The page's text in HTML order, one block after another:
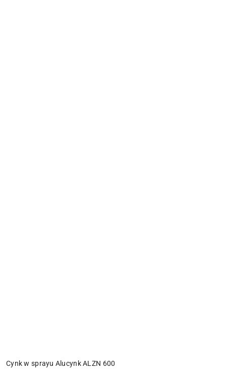
Cynk w sprayu Alucynk ALZN 600